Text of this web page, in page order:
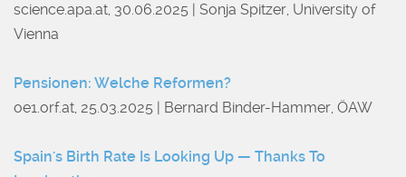
science.apa.at, 30.06.2025 | Sonja Spitzer, University of
Vienna
Pensionen: Welche Reformen?
oe1.orf.at, 25.03.2025 | Bernard Binder-Hammer, ÖAW
Spain's Birth Rate Is Looking Up — Thanks To